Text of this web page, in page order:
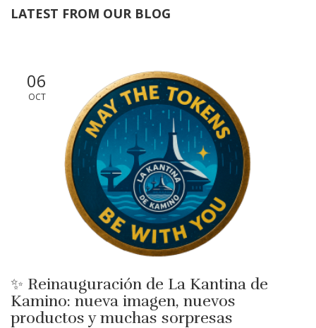
LATEST FROM OUR BLOG
06
OCT
✨ Reinauguración de La Kantina de
Kamino: nueva imagen, nuevos
productos y muchas sorpresas